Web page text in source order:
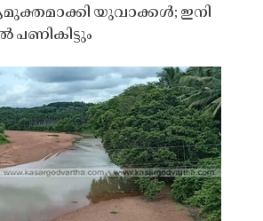
യുവാക്കൾ; ഇനി
പണികിട്ടും